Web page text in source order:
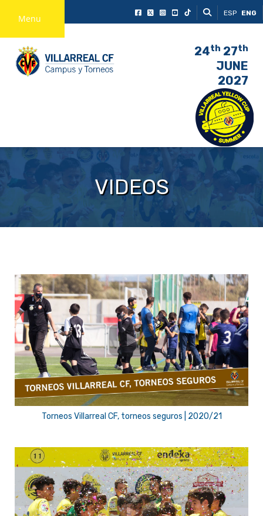
Menu ESP ENG
24th 27th
JUNE
2027
VIDEOS
Torneos Villarreal CF, torneos seguros | 2020/21